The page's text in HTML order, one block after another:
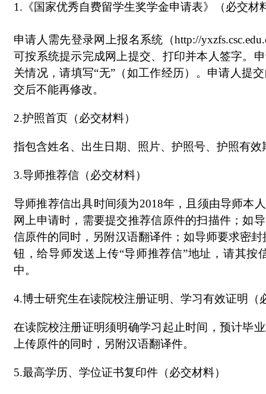
1.《国家优秀自费留学生奖学金申请表》（必交材
申请人需先登录网上报名系统（http://
可按系统提示完成网上提交、打印并本人签字。
关情况，请填写“无”（如工作经历）。申请人提
交后不能再修改。
2.护照首页（必交材料）
指包含姓名、出生日期、照片、护照号、护照有
3.导师推荐信（必交材料）
导师推荐信出具时间须为2018年，且须由导师本
网上申请时，需要提交推荐信原件的扫描件；如
信原件的同时，另附汉语翻译件；如导师要求密
钮，给导师发送上传“导师推荐信”地址，请其
中。
4.博士研究生在读院校注册证明、学习有效证明（
在读院校注册证明须明确学习起止时间，预计毕
上传原件的同时，另附汉语翻译件。
5.最高学历、学位证书复印件（必交材料）